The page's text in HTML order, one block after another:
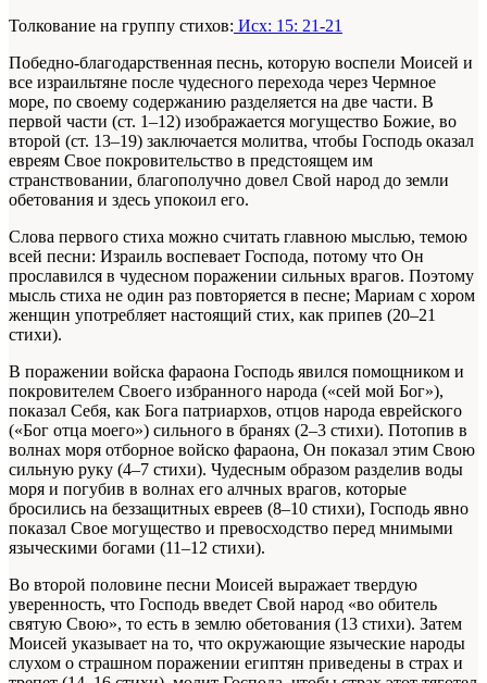
Толкование на группу стихов: Исх: 15: 21-21
Победно-благодарственная песнь, которую воспели Моисей и
все израильтяне после чудесного перехода через Чермное
море, по своему содержанию разделяется на две части. В
первой части (ст. 1–12) изображается могущество Божие, во
второй (ст. 13–19) заключается молитва, чтобы Господь оказал
евреям Свое покровительство в предстоящем им
странствовании, благополучно довел Свой народ до земли
обетования и здесь упокоил его.
Слова первого стиха можно считать главною мыслью, темою
всей песни: Израиль воспевает Господа, потому что Он
прославился в чудесном поражении сильных врагов. Поэтому
мысль стиха не один раз повторяется в песне; Мариам с хором
женщин употребляет настоящий стих, как припев (20–21
стихи).
В поражении войска фараона Господь явился помощником и
покровителем Своего избранного народа («сей мой Бог»),
показал Себя, как Бога патриархов, отцов народа еврейского
(«Бог отца моего») сильного в бранях (2–3 стихи). Потопив в
волнах моря отборное войско фараона, Он показал этим Свою
сильную руку (4–7 стихи). Чудесным образом разделив воды
моря и погубив в волнах его алчных врагов, которые
бросились на беззащитных евреев (8–10 стихи), Господь явно
показал Свое могущество и превосходство перед мнимыми
языческими богами (11–12 стихи).
Во второй половине песни Моисей выражает твердую
уверенность, что Господь введет Свой народ «во обитель
святую Свою», то есть в землю обетования (13 стихи). Затем
Моисей указывает на то, что окружающие языческие народы
слухом о страшном поражении египтян приведены в страх и